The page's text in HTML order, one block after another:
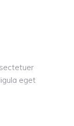
eget